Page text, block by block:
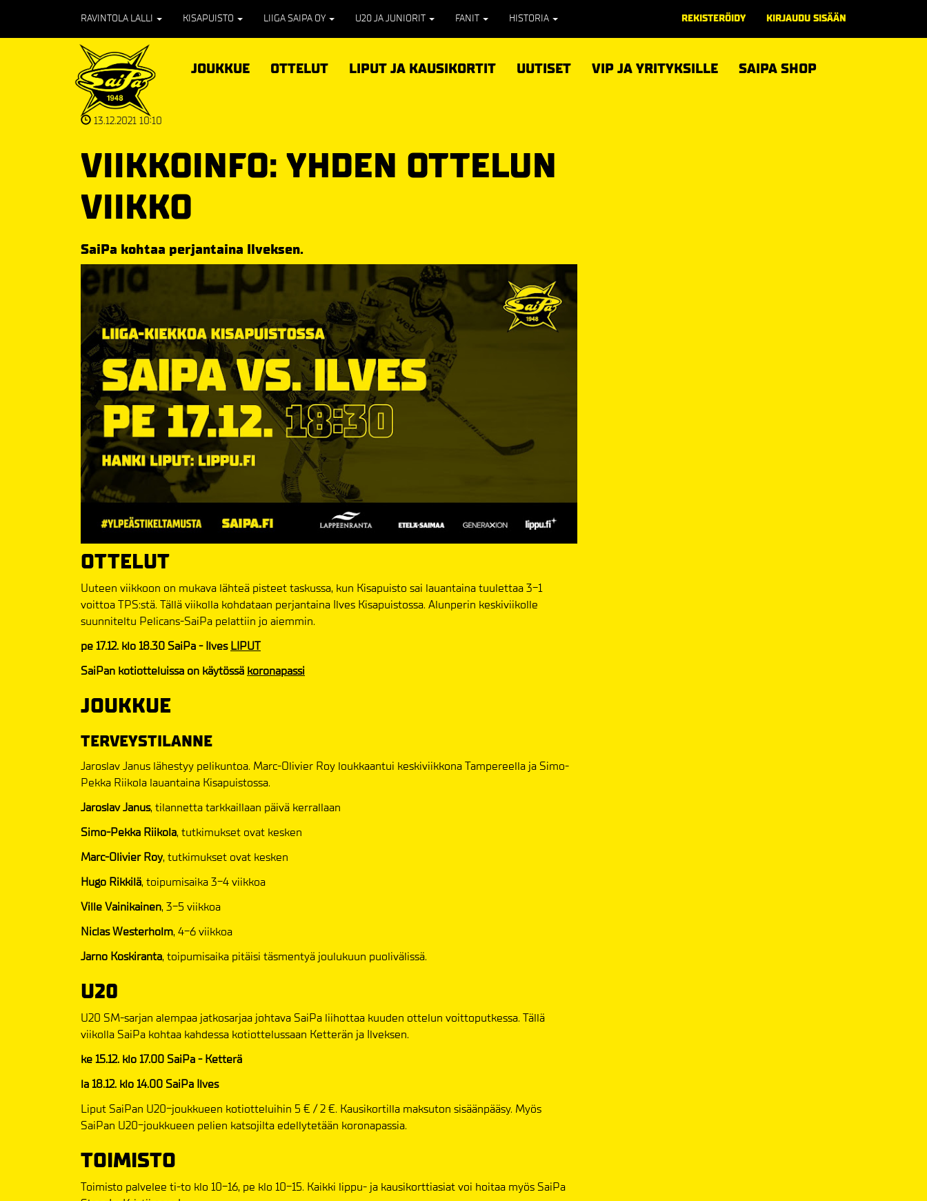
RAVINTOLA LALLI KISAPUISTO LIIGA SAIPA OY U20 JA JUNIORIT FANIT HISTORIA REKISTERÖIDY KIRJAUDU SISÄÄN
JOUKKUE OTTELUT LIPUT JA KAUSIKORTIT UUTISET VIP JA YRITYKSILLE SAIPA SHOP
13.12.2021 10:10
VIIKKOINFO: YHDEN OTTELUN
VIIKKO
SaiPa kohtaa perjantaina Ilveksen.
OTTELUT
Uuteen viikkoon on mukava lähteä pisteet taskussa, kun Kisapuisto sai lauantaina tuulettaa 3-1
voittoa TPS:stä. Tällä viikolla kohdataan perjantaina Ilves Kisapuistossa. Alunperin keskiviikolle
suunniteltu Pelicans-SaiPa pelattiin jo aiemmin.
pe 17.12. klo 18.30 SaiPa - IlvesLIPUT
SaiPan kotiotteluissa on käytössä koronapassi
JOUKKUE
TERVEYSTILANNE
Jaroslav Janus lähestyy pelikuntoa. Marc-Olivier Roy loukkaantui keskiviikkona Tampereella ja Simo-
Pekka Riikola lauantaina Kisapuistossa.
Jaroslav Janus, tilannetta tarkkaillaan päivä kerrallaan
Simo-Pekka Riikola, tutkimukset ovat kesken
Marc-Olivier Roy, tutkimukset ovat kesken
Hugo Rikkilä, toipumisaika 3-4 viikkoa
Ville Vainikainen, 3-5 viikkoa
Niclas Westerholm, 4-6 viikkoa
Jarno Koskiranta, toipumisaika pitäisi täsmentyä joulukuun puolivälissä.
U20
U20 SM-sarjan alempaa jatkosarjaa johtava SaiPa liihottaa kuuden ottelun voittoputkessa. Tällä
viikolla SaiPa kohtaa kahdessa kotiottelussaan Ketterän ja Ilveksen.
ke 15.12. klo 17.00 SaiPa - Ketterä
la 18.12. klo 14.00 SaiPa Ilves
Liput SaiPan U20-joukkueen kotiotteluihin 5 € / 2 €. Kausikortilla maksuton sisäänpääsy. Myös
SaiPan U20-joukkueen pelien katsojilta edellytetään koronapassia.
TOIMISTO
Toimisto palvelee ti-to klo 10-16, pe klo 10-15. Kaikki lippu- ja kausikorttiasiat voi hoitaa myös SaiPa